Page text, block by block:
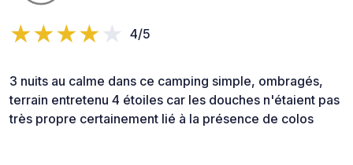
4/5
3 nuits au calme dans ce camping simple, ombragés,
terrain entretenu 4 étoiles car les douches n'étaient pas
très propre certainement lié à la présence de colos